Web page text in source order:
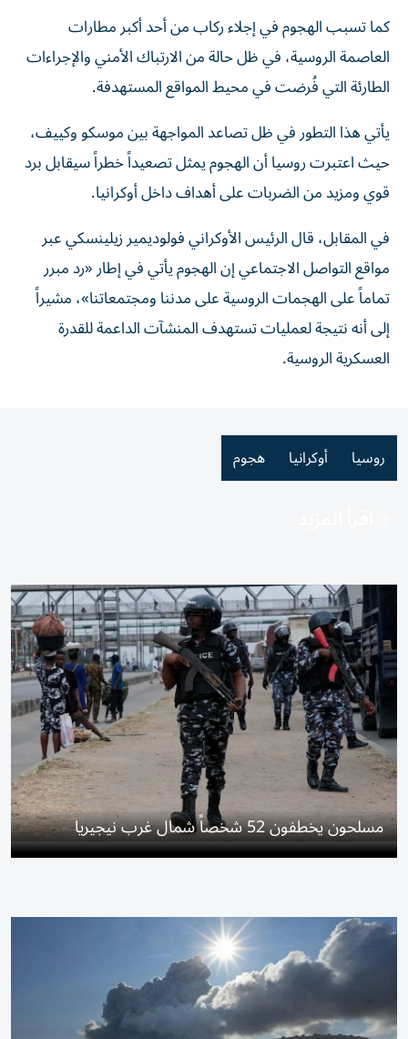
كما تسبب الهجوم في إجلاء ركاب من أحد أكبر مطارات
العاصمة الروسية، في ظل حالة من الارتباك الأمني والإجراءات
الطارئة التي فُرضت في محيط المواقع المستهدفة.
يأتي هذا التطور في ظل تصاعد المواجهة بين موسكو وكييف،
حيث اعتبرت روسيا أن الهجوم يمثل تصعيداً خطراً سيقابل برد
قوي ومزيد من الضربات على أهداف داخل أوكرانيا.
في المقابل، قال الرئيس الأوكراني فولوديمير زيلينسكي عبر
مواقع التواصل الاجتماعي إن الهجوم يأتي في إطار «رد مبرر
تماماً على الهجمات الروسية على مدننا ومجتمعاتنا»، مشيراً
إلى أنه نتيجة لعمليات تستهدف المنشآت الداعمة للقدرة
العسكرية الروسية.
روسيا أوكرانيا هجوم
مسلحون يخطفون 52 شخصاً شمال غرب نيجيريا